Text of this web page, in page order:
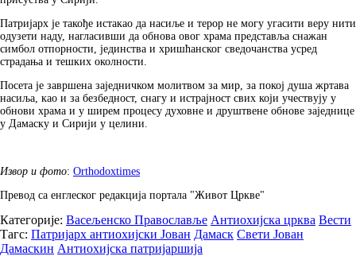
Патријарх је такође истакао да насиље и терор не могу угасити веру нити
одузети наду, нагласивши да обнова овог храма представља снажан
симбол отпорности, јединства и хришћанског сведочанства усред
страдања и тешких околности.
Посета је завршена заједничком молитвом за мир, за покој душа жртава
насиља, као и за безбедност, снагу и истрајност свих који учествују у
обнови храма и у ширем процесу духовне и друштвене обнове заједнице
у Дамаску и Сирији у целини.
Извор и фото: Orthodoxtimes
Превод са енглеског редакција портала "Живот Цркве"
Категорије: Васељенско Православље Антиохијска црква Вести
Тагс: Патријарх антиохијски Јован Дамаск Свети Јован
Дамаскин Антиохијска патријаршија